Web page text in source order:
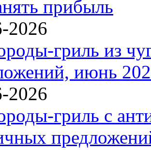
прибыль
2026
гриль из
июнь
2026
гриль с